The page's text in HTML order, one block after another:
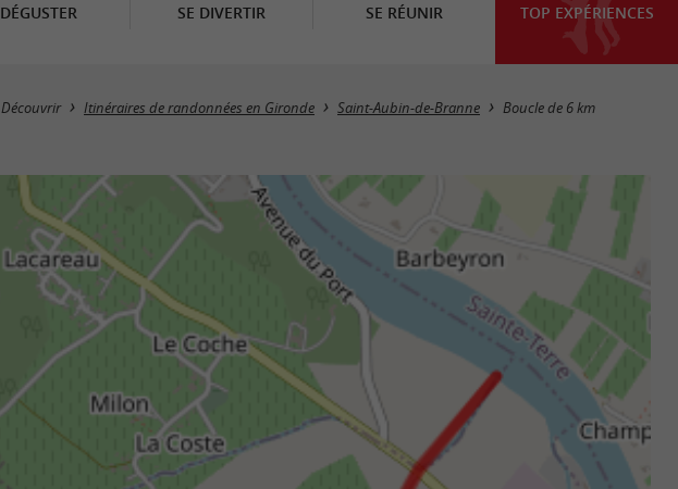
DÉGUSTER SE DIVERTIR SE RÉUNIR TOP EXPÉRIENCES
Découvrir Itinéraires de randonnées en Gironde Saint-Aubin-de-Branne Boucle de 6 km